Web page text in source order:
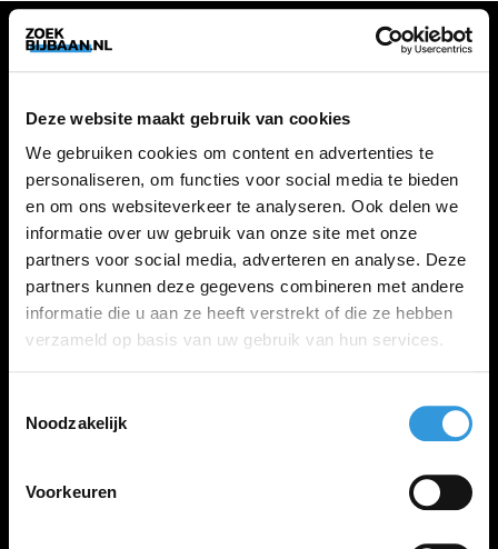
Deze website maakt gebruik van cookies
We gebruiken cookies om content en advertenties te
personaliseren, om functies voor social media te bieden
en om ons websiteverkeer te analyseren. Ook delen we
informatie over uw gebruik van onze site met onze
partners voor social media, adverteren en analyse. Deze
partners kunnen deze gegevens combineren met andere
informatie die u aan ze heeft verstrekt of die ze hebben
verzameld op basis van uw gebruik van hun services.
Noodzakelijk
Voorkeuren
ZOEKBIJBAAN
FAQ
Kennis maken met MELON
VACATURES
Alle vacatures